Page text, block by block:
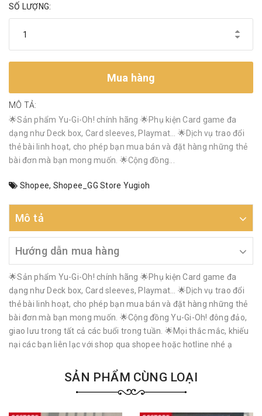
SỐ LƯỢNG:
Mua hàng
MÔ TẢ:
🌟Sản phẩm Yu-Gi-Oh! chính hãng 🌟Phụ kiện Card game đa
dạng như Deck box, Card sleeves, Playmat… 🌟Dịch vụ trao đổi
thẻ bài linh hoạt, cho phép bạn mua bán và đặt hàng những thẻ
bài đơn mà bạn mong muốn. 🌟Cộng đồng...
Shopee, Shopee_GG Store Yugioh
Mô tả
Hướng dẫn mua hàng
🌟Sản phẩm Yu-Gi-Oh! chính hãng 🌟Phụ kiện Card game đa
dạng như Deck box, Card sleeves, Playmat… 🌟Dịch vụ trao đổi
thẻ bài linh hoạt, cho phép bạn mua bán và đặt hàng những thẻ
bài đơn mà bạn mong muốn. 🌟Cộng đồng Yu-Gi-Oh! đông đảo,
giao lưu trong tất cả các buổi trong tuần. 🌟Mọi thắc mắc, khiếu
nại các bạn liên lạc với shop qua shopee hoặc hotline nhé ạ
SẢN PHẨM CÙNG LOẠI